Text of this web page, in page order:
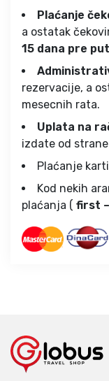
Plaćanje
a ostatak
15 dana pre
rezervacije, a
mesecnih rata.
Uplata na
izdate od
Plaćanje
Kod nekih
plaćanja ( first